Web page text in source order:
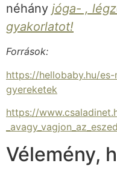
néhány jóga- ,
gyakorlatot!
Források:
https://hellobaby.hu/
gyereketek
https://
Vélemény,